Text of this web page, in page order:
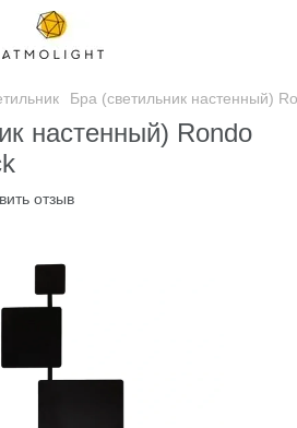
Бра (светильник настенный)
настенный) Rondo
отзыв